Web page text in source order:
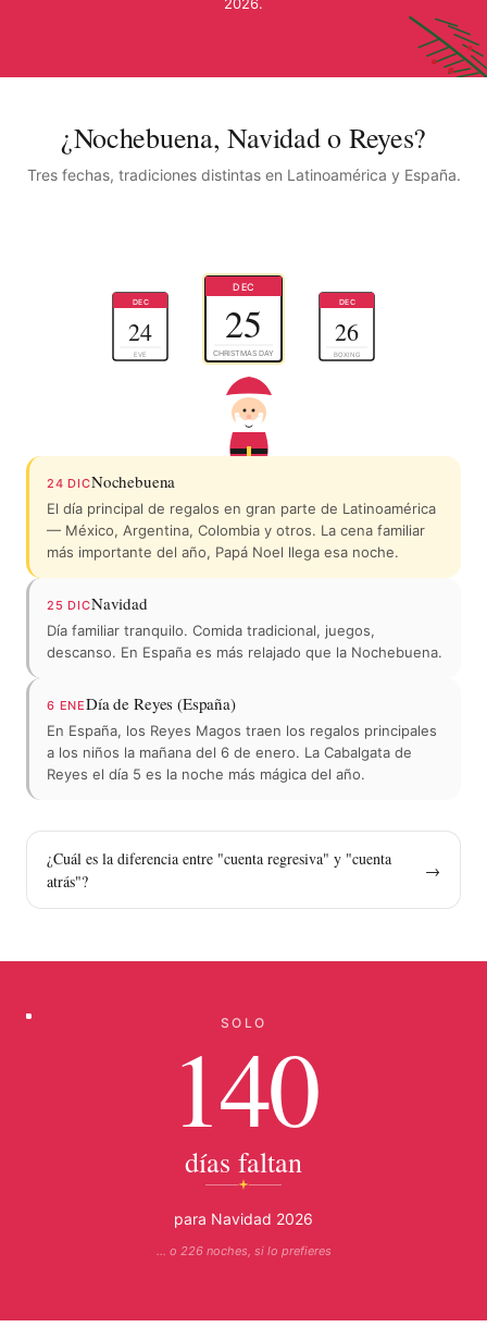
¿Nochebuena, Navidad o Reyes?
Tres fechas, tradiciones distintas en Latinoamérica y España.
DEC
24
EVE
DEC
25
CHRISTMAS DAY
DEC
26
BOXING
24 DICNochebuena
El día principal de regalos en gran parte de Latinoamérica
— México, Argentina, Colombia y otros. La cena familiar
más importante del año, Papá Noel llega esa noche.
25 DICNavidad
Día familiar tranquilo. Comida tradicional, juegos,
descanso. En España es más relajado que la Nochebuena.
6 ENEDía de Reyes (España)
En España, los Reyes Magos traen los regalos principales
a los niños la mañana del 6 de enero. La Cabalgata de
Reyes el día 5 es la noche más mágica del año.
¿Cuál es la diferencia entre "cuenta regresiva" y "cuenta
atrás"?
→
SOLO
140
días faltan
para Navidad 2026
… o 226 noches, si lo prefieres